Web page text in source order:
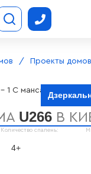
Проекты домов
U266 В
Количество спалень:
4+